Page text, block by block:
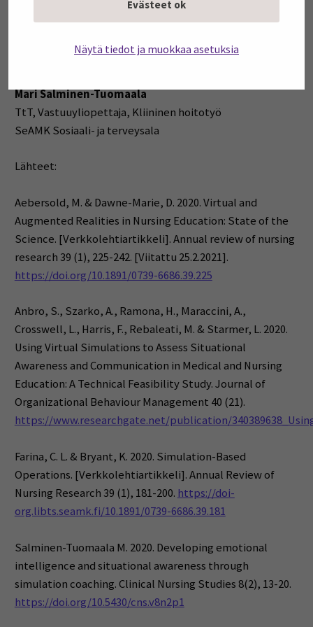
Evästeet ok
Näytä tiedot ja muokkaa asetuksia
simulaatioihin ja todellisiin hoitotyön tilanteisiin
optimaalisesti valmentavaksi. Materiaalin uskotaan
tarvittavien taitojen oppimista sekä tilannetietoisuutta.
Mari Salminen-Tuomaala
TtT, Vastuuyliopettaja, Kliininen hoitotyö
SeAMK Sosiaali- ja terveysala
Lähteet:
Aebersold, M. & Dawne-Marie, D. 2020. Virtual and
Augmented Realities in Nursing Education: State of the
Science. [Verkkolehtiartikkeli]. Annual review of nursing
research 39 (1), 225-242. [Viitattu 25.2.2021].
https://doi.org/10.1891/0739-6686.39.225
Anbro, S., Szarko, A., Ramona, H., Maraccini, A.,
Crosswell, L., Harris, F., Rebaleati, M. & Starmer, L. 2020.
Using Virtual Simulations to Assess Situational
Awareness and Communication in Medical and Nursing
Education: A Technical Feasibility Study. Journal of
Organizational Behaviour Management 40 (21).
https://www.researchgate.net/publication/
Farina, C. L. & Bryant, K. 2020. Simulation-Based
Operations. [Verkkolehtiartikkeli]. Annual Review of
Nursing Research 39 (1), 181-200. https://doi-
org.libts.seamk.fi/10.1891/0739-6686.39.181
Salminen-Tuomaala M. 2020. Developing emotional
intelligence and situational awareness through
simulation coaching. Clinical Nursing Studies 8(2), 13-20.
https://doi.org/10.5430/cns.v8n2p1